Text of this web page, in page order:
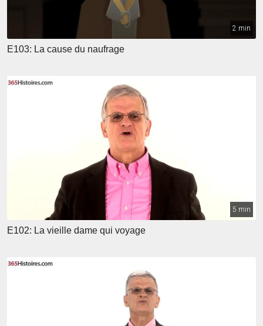
2 min
E103: La cause du naufrage
5 min
E102: La vieille dame qui voyage